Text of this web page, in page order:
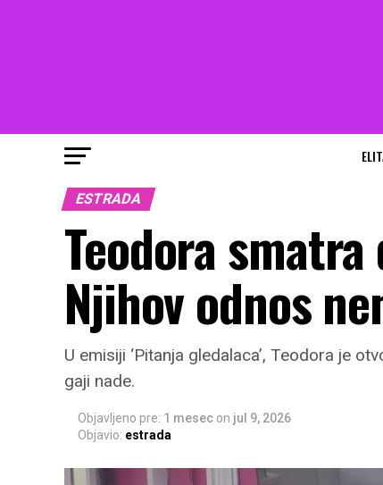
ESTRADA
Teodora
Njihov odnos
U emisiji ‘Pitanja gledalaca’, Teodora je
gaji nade.
Objavljeno pre: 1 mesec on jul 9, 2026
Objavio: estrada